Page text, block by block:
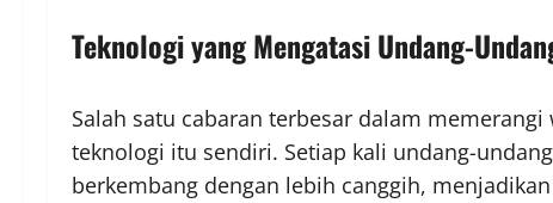
Teknologi yang Mengatasi Undang-
Salah satu cabaran terbesar dalam
teknologi itu sendiri. Setiap kali undang-
berkembang dengan lebih canggih,